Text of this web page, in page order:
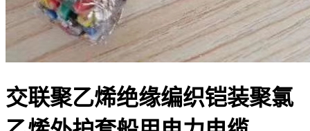
交联聚乙烯绝缘编织铠装聚氯